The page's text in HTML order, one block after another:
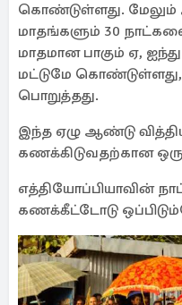
கொண்டுள்ளது.
மாதங்களும் 30
மாதமான பாகும் ஏ,
மட்டுமே
பொறுத்தது.
இந்த ஏழு ஆண்டு
கணக்கிடுவதற்கான
எத்தியோப்பியாவின்
கணக்கீட்டோடு